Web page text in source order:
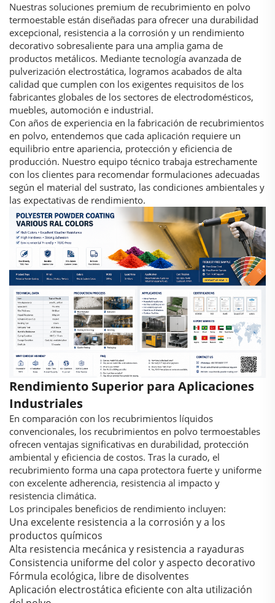
Nuestras soluciones premium de recubrimiento en polvo
termoestable están diseñadas para ofrecer una durabilidad
excepcional, resistencia a la corrosión y un rendimiento
decorativo sobresaliente para una amplia gama de
productos metálicos. Mediante tecnología avanzada de
pulverización electrostática, logramos acabados de alta
calidad que cumplen con los exigentes requisitos de los
fabricantes globales de los sectores de electrodomésticos,
muebles, automoción e industrial.
Con años de experiencia en la fabricación de recubrimientos
en polvo, entendemos que cada aplicación requiere un
equilibrio entre apariencia, protección y eficiencia de
producción. Nuestro equipo técnico trabaja estrechamente
con los clientes para recomendar formulaciones adecuadas
según el material del sustrato, las condiciones ambientales y
las expectativas de rendimiento.
Rendimiento Superior para Aplicaciones
Industriales
En comparación con los recubrimientos líquidos
convencionales, los recubrimientos en polvo termoestables
ofrecen ventajas significativas en durabilidad, protección
ambiental y eficiencia de costos. Tras la curado, el
recubrimiento forma una capa protectora fuerte y uniforme
con excelente adherencia, resistencia al impacto y
resistencia climática.
Los principales beneficios de rendimiento incluyen:
Una excelente resistencia a la corrosión y a los
productos químicos
Alta resistencia mecánica y resistencia a rayaduras
Consistencia uniforme del color y aspecto decorativo
Fórmula ecológica, libre de disolventes
Aplicación electrostática eficiente con alta utilización